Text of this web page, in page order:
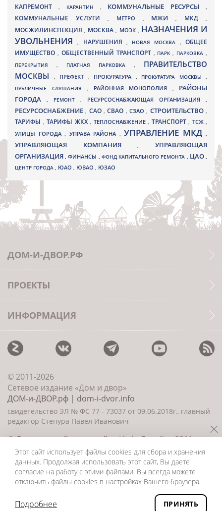
КАПРЕМОНТ , КАРАНТИН , КОММУНАЛЬНЫЕ РЕСУРСЫ,
КОММУНАЛЬНЫЕ УСЛУГИ , МЕТРО , МЖИ, МКД ,
МОСЖИЛИНСПЕКЦИЯ, МОСКВА , МОЭК , НАЗНАЧЕНИЯ И
УВОЛЬНЕНИЯ, НАРУШЕНИЯ , НОВАЯ МОСКВА ,ОБЩЕЕ
ИМУЩЕСТВО , ОБЩЕСТВЕННЫЙ ТРАНСПОРТ , ПАРК, ПАРКОВКА ,
ПЕРЕКРЫТИЯ , ПЛАТНАЯ ПАРКОВКА , ПРАВИТЕЛЬСТВО
МОСКВЫ
, ПРЕФЕКТ , ПРОКУРАТУРА , ПРОКУРАТУРА МОСКВЫ ,
ПУБЛИЧНЫЕ СЛУШАНИЯ , РАЙОННАЯ МОНОПОЛИЯ , РАЙОНЫ
ГОРОДА
, РЕМОНТ , РЕСУРСОСНАБЖАЮЩАЯ ОРГАНИЗАЦИЯ ,
РЕСУРСОСНАБЖЕНИЕ, САО,СВАО ,СЗАО, СТРОИТЕЛЬСТВО,
ТАРИФЫ , ТАРИФЫ ЖКХ , ТЕПЛОСНАБЖЕНИЕ , ТРАНСПОРТ , ТСЖ ,
УЛИЦЫ ГОРОДА , УПРАВА РАЙОНА , УПРАВЛЕНИЕ МКД ,
УПРАВЛЯЮЩАЯ КОМПАНИЯ,УПРАВЛЯЮЩАЯ
ОРГАНИЗАЦИЯ,ФИНАНСЫ , ФОНД КАПИТАЛЬНОГО РЕМОНТА , ЦАО,
ЦЕНТР ГОРОДА , ЮАО , ЮВАО , ЮЗАО
ДОМ-И-ДВОР.РФ
ПРОЕКТЫ
ИНФОРМАЦИЯ
© 2011-2026
Сетевое издание «Дом и двор»
ДОМ-и-ДВОР.рф | dom-i-dvor.info
свидетельство ЭЛ № ФС 77 - 73037 от 09.06.2018г., главный
редактор Степура Павел Иванович
©Создание сайта и дизайн«ИнфоДизайн» 2011—
2026
Этот сайт использует файлы cookies для сбора и хранения
данных. Продолжая использовать этот сайт, Вы даете
согласие на работу с этими файлами. Вы всегда можете
отключить файлы cookies в настройках Вашего браузера.
Подробнее ПРИНЯТЬ